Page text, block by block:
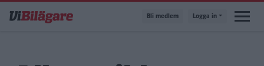
till
Bli medlem Logga in